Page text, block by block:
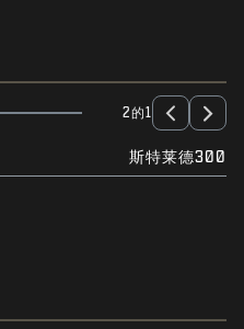
2的1
斯特莱德300